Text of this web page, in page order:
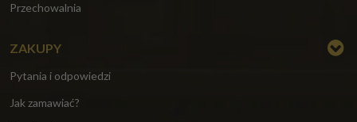
Przechowalnia
ZAKUPY
Pytania i odpowiedzi
Jak zamawiać?